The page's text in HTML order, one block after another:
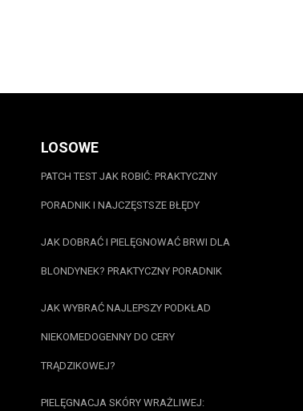
LOSOWE
PATCH TEST JAK ROBIĆ: PRAKTYCZNY
PORADNIK I NAJCZĘSTSZE BŁĘDY
JAK DOBRAĆ I PIELĘGNOWAĆ BRWI DLA
BLONDYNEK? PRAKTYCZNY PORADNIK
JAK WYBRAĆ NAJLEPSZY PODKŁAD
NIEKOMEDOGENNY DO CERY
TRĄDZIKOWEJ?
PIELĘGNACJA SKÓRY WRAŻLIWEJ: